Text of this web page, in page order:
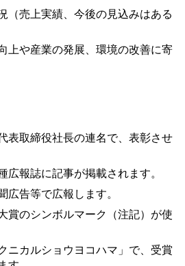
（売上実績、今後の見込みはある
上や産業の発展、環境の改善に寄
表取締役社長の連名で、表彰させ
広報誌に記事が掲載されます。
広告等で広報します。
賞のシンボルマーク（注記）が使
ニカルショウヨコハマ」で、受賞